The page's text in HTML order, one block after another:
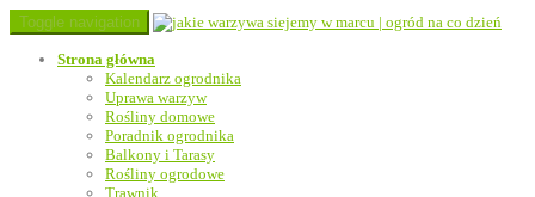
Toggle navigation
Strona główna
Kalendarz ogrodnika
Uprawa warzyw
Rośliny domowe
Poradnik ogrodnika
Balkony i Tarasy
Rośliny ogrodowe
Trawnik